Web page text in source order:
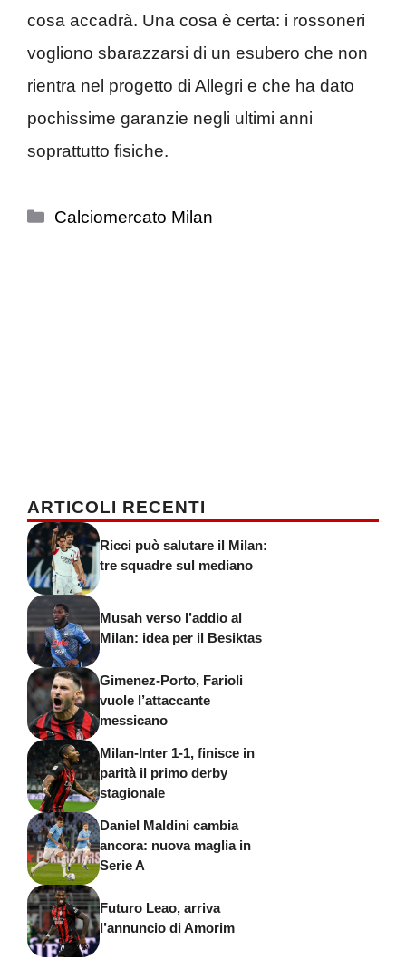
cosa accadrà. Una cosa è certa: i rossoneri
vogliono sbarazzarsi di un esubero che non
rientra nel progetto di Allegri e che ha dato
pochissime garanzie negli ultimi anni
soprattutto fisiche.
Categorie
Calciomercato Milan
ARTICOLI RECENTI
Ricci può salutare il Milan:
tre squadre sul mediano
Musah verso l’addio al
Milan: idea per il Besiktas
Gimenez-Porto, Farioli
vuole l’attaccante
messicano
Milan-Inter 1-1, finisce in
parità il primo derby
stagionale
Daniel Maldini cambia
ancora: nuova maglia in
Serie A
Futuro Leao, arriva
l’annuncio di Amorim